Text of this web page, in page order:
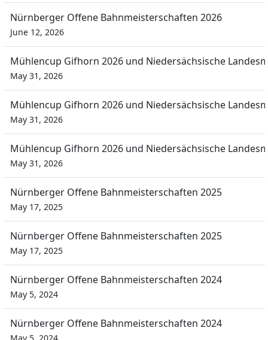
Nürnberger Offene Bahnmeisterschaften 2026
June 12, 2026
Mühlencup Gifhorn 2026 und Niedersächsische
May 31, 2026
Mühlencup Gifhorn 2026 und Niedersächsische
May 31, 2026
Mühlencup Gifhorn 2026 und Niedersächsische
May 31, 2026
Nürnberger Offene Bahnmeisterschaften 2025
May 17, 2025
Nürnberger Offene Bahnmeisterschaften 2025
May 17, 2025
Nürnberger Offene Bahnmeisterschaften 2024
May 5, 2024
Nürnberger Offene Bahnmeisterschaften 2024